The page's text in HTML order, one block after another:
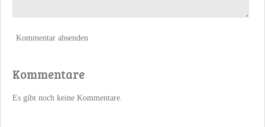
Kommentar absenden
Kommentare
Es gibt noch keine Kommentare.